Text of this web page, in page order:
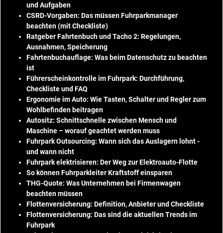
und Aufgaben
CSRD-Vorgaben: Das müssen Fuhrparkmanager
beachten (mit Checkliste)
Ratgeber Fahrtenbuch und Tacho 2: Regelungen,
Ausnahmen, Speicherung
Fahrtenbuchauflage: Was beim Datenschutz zu beachten
ist
Führerscheinkontrolle im Fuhrpark: Durchführung,
Checkliste und FAQ
Ergonomie im Auto: Wie Tasten, Schalter und Regler zum
Wohlbefinden beitragen
Autositz: Schnittschnelle zwischen Mensch und
Maschine – worauf geachtet werden muss
Fuhrpark Outsourcing: Wann sich das Auslagern lohnt -
und wann nicht
Fuhrpark elektrisieren: Der Weg zur Elektroauto-Flotte
So können Fuhrparkleiter Kraftstoff einsparen
THG-Quote: Was Unternehmen bei Firmenwagen
beachten müssen
Flottenversicherung: Definition, Anbieter und Checkliste
Flottenversicherung: Das sind die aktuellen Trends im
Fuhrpark